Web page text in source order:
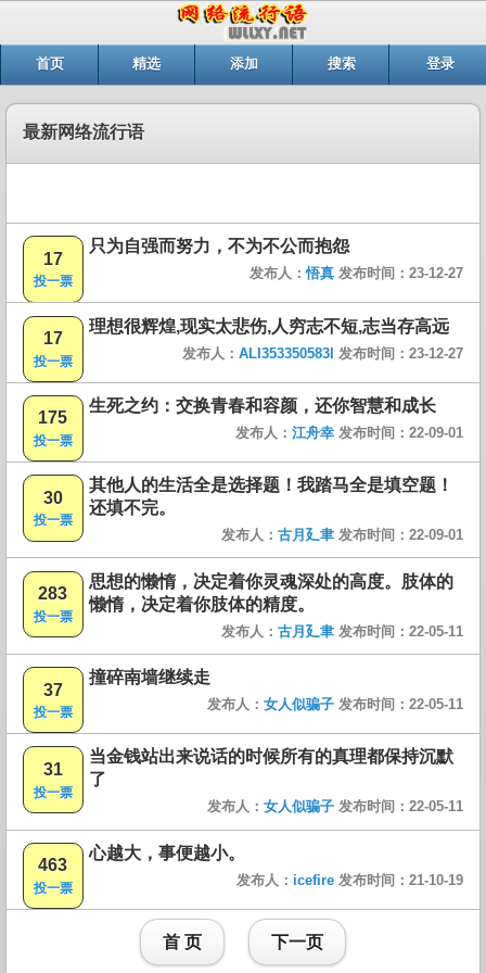
首页 精选 添加 搜索 登录
最新网络流行语
17
投一票
只为自强而努力，不为不公而抱怨
发布人：悟真 发布时间：23-12-27
17
投一票
理想很辉煌,现实太悲伤,人穷志不短,志当存高远
发布人： ALI353350583I 发布时间：23-12-27
175
投一票
生死之约：交换青春和容颜，还你智慧和成长
发布人： 江舟幸 发布时间：22-09-01
30
投一票
其他人的生活全是选择题！我踏马全是填空题！
还填不完。
发布人： 古月廴聿 发布时间：22-09-01
283
投一票
思想的懒惰，决定着你灵魂深处的高度。肢体的
懒惰，决定着你肢体的精度。
发布人： 古月廴聿 发布时间：22-05-11
37
投一票
撞碎南墙继续走
发布人： 女人似骗子 发布时间：22-05-11
31
投一票
当金钱站出来说话的时候所有的真理都保持沉默
了
发布人： 女人似骗子 发布时间：22-05-11
463
投一票
心越大，事便越小。
发布人： icefire 发布时间：21-10-19
首 页 下一页